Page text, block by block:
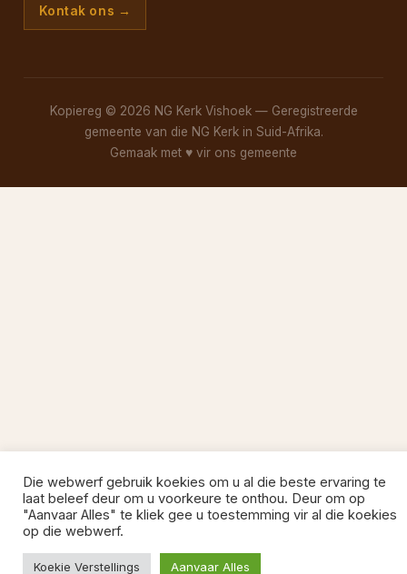
Kontak ons →
Kopiereg © 2026 NG Kerk Vishoek — Geregistreerde
gemeente van die NG Kerk in Suid-Afrika.
Gemaak met ♥ vir ons gemeente
Die webwerf gebruik koekies om u al die beste ervaring te
laat beleef deur om u voorkeure te onthou. Deur om op
"Aanvaar Alles" te kliek gee u toestemming vir al die koekies
op die webwerf.
Koekie Verstellings Aanvaar Alles